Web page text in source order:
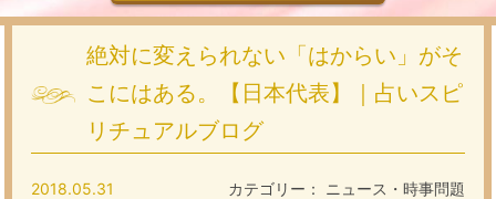
絶対に変えられない「はからい」がそ
こにはある。【日本代表】｜占いスピ
リチュアルブログ
カテゴリー： ニュース・時事問題
2018.05.31